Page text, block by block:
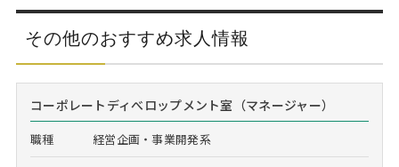
その他のおすすめ求人情報
コーポレートディべロップメント室（マネージャー）
職種 経営企画・事業開発系